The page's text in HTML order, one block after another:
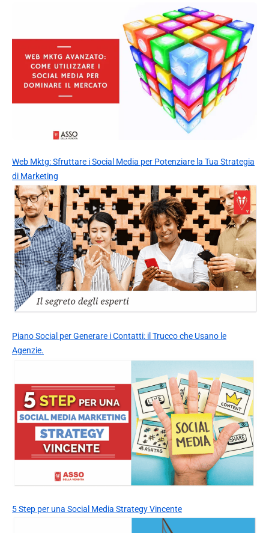
Web Mktg: Sfruttare i Social Media per Potenziare la Tua Strategia
di Marketing
Piano Social per Generare i Contatti: il Trucco che Usano le
Agenzie.
5 Step per una Social Media Strategy Vincente